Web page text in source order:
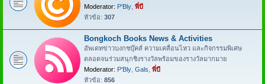
Moderator: P'Bly พี่บี
หัวข้อ: 307
Bongkoch Books News & Activities
อัพเดทข่าวบงกชบุ๊คส์ ความเคลื่อนไหว และกิจกรรมพิเศษ
ตลอดจนร่วมสนุกชิงรางวัลพร้อมของรางวัลมากมาย
Moderator: P'Bly Gals พี่บี
หัวข้อ: 856